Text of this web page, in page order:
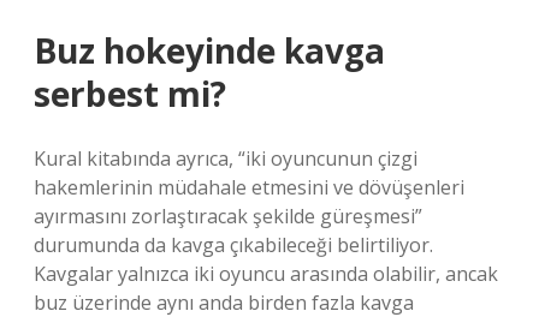
Buz hokeyinde kavga
serbest mi?
Kural kitabında ayrıca, “iki oyuncunun çizgi
hakemlerinin müdahale etmesini ve dövüşenleri
ayırmasını zorlaştıracak şekilde güreşmesi”
durumunda da kavga çıkabileceği belirtiliyor.
Kavgalar yalnızca iki oyuncu arasında olabilir, ancak
buz üzerinde aynı anda birden fazla kavga